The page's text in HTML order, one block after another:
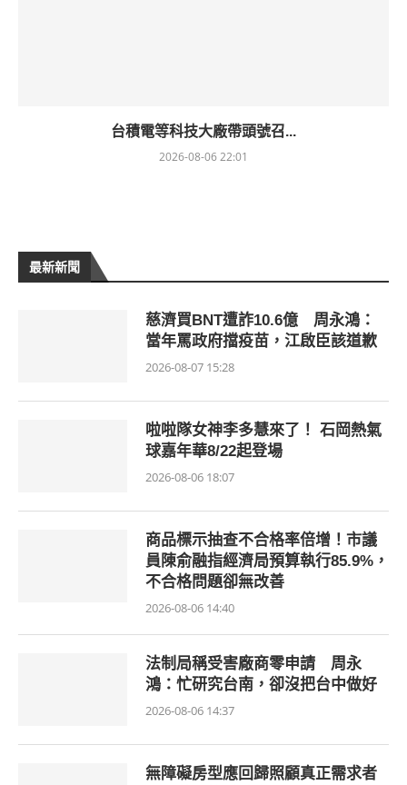
台積電等科技大廠帶頭號召...
2026-08-06 22:01
最新新聞
慈濟買BNT遭詐10.6億 周永鴻：
當年罵政府擋疫苗，江啟臣該道歉
2026-08-07 15:28
啦啦隊女神李多慧來了！ 石岡熱氣
球嘉年華8/22起登場
2026-08-06 18:07
商品標示抽查不合格率倍增！市議
員陳俞融指經濟局預算執行85.9%，
不合格問題卻無改善
2026-08-06 14:40
法制局稱受害廠商零申請 周永
鴻：忙研究台南，卻沒把台中做好
2026-08-06 14:37
無障礙房型應回歸照顧真正需求者